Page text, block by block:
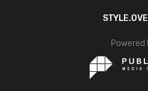
Powered